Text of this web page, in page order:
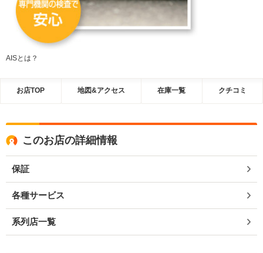
AISとは？
お店TOP 地図&アクセス 在庫一覧 クチコミ
このお店の詳細情報
保証
各種サービス
系列店一覧